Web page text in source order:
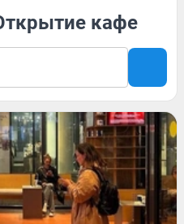
кафе